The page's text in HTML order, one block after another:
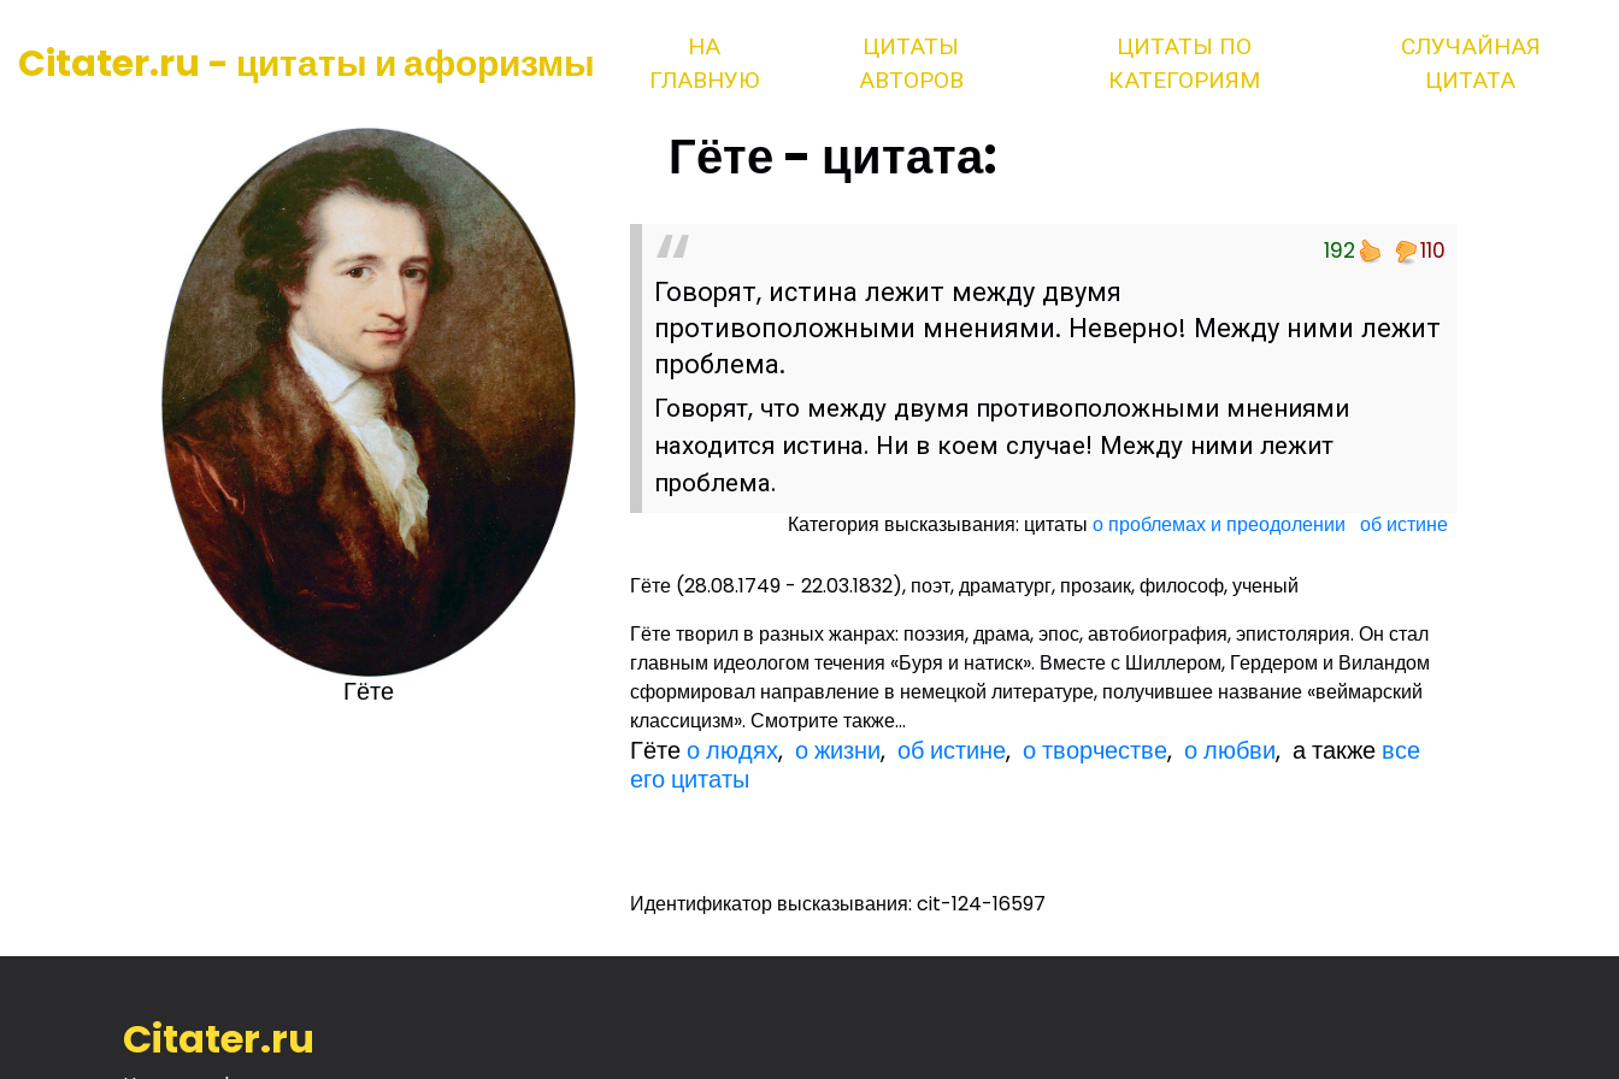
Citater.ru - цитаты и афоризмы
НА
ГЛАВНУЮ
ЦИТАТЫ
АВТОРОВ
ЦИТАТЫ ПО
КАТЕГОРИЯМ
СЛУЧАЙНАЯ
ЦИТАТА
Гёте
Гёте - цитата:
192 110
Говорят, истина лежит между двумя
противоположными мнениями. Неверно! Между ними лежит
проблема.
Говорят, что между двумя противоположными мнениями
находится истина. Ни в коем случае! Между ними лежит
проблема.
Категория высказывания: цитаты о проблемах и преодолении об истине
Гёте (28.08.1749 - 22.03.1832), поэт, драматург, прозаик, философ, ученый
Гёте творил в разных жанрах: поэзия, драма, эпос, автобиография, эпистолярия. Он стал
главным идеологом течения «Буря и натиск». Вместе с Шиллером, Гердером и Виландом
сформировал направление в немецкой литературе, получившее название «веймарский
классицизм». Смотрите также...
Гётео людях,о жизни,об истине,о творчестве,о любви, а также все
его цитаты
Идентификатор высказывания: cit-124-16597
Citater.ru